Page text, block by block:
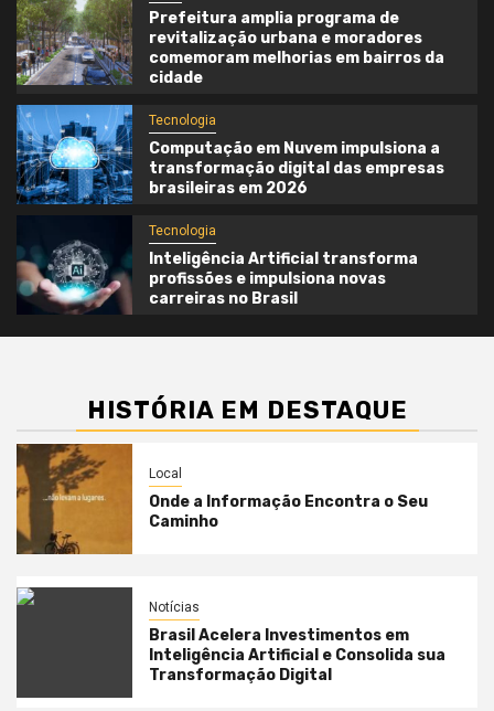
Prefeitura amplia programa de
revitalização urbana e moradores
comemoram melhorias em bairros da
cidade
Tecnologia
Computação em Nuvem impulsiona a
transformação digital das empresas
brasileiras em 2026
Tecnologia
Inteligência Artificial transforma
profissões e impulsiona novas
carreiras no Brasil
HISTÓRIA EM DESTAQUE
Local
Onde a Informação Encontra o Seu
Caminho
Notícias
Brasil Acelera Investimentos em
Inteligência Artificial e Consolida sua
Transformação Digital